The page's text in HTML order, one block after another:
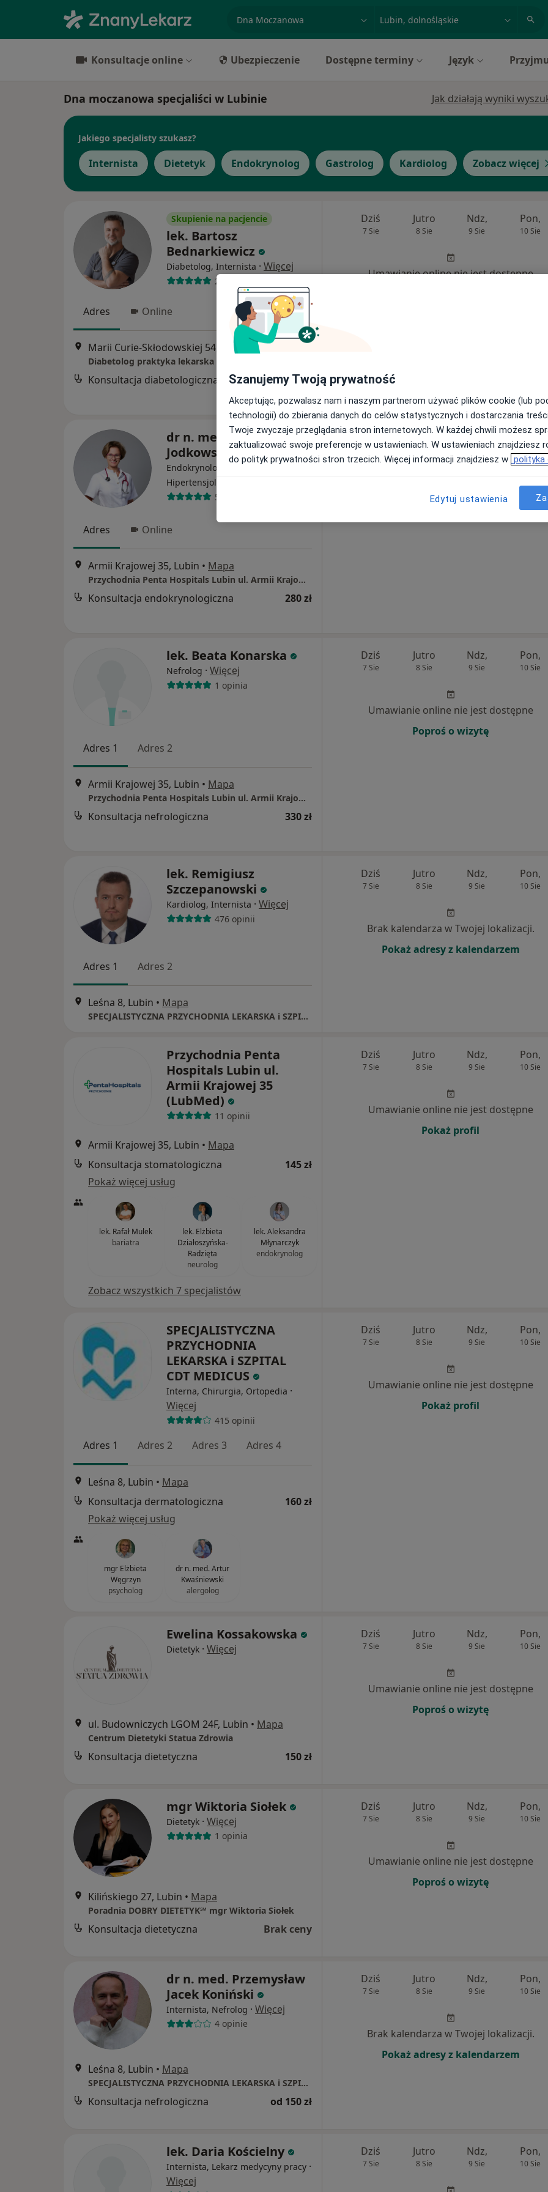
miasto lub dzielnica
Konsultacje online Ubezpieczenie Dostępne terminy Język
Dna moczanowa specjaliści w Lubinie Jak działają wyniki
Jakiego specjalisty szukasz?
Internista Dietetyk Endokrynolog Gastrolog Kardiolog Zobacz więcej
Skupienie na pacjencie
lek. Bartosz
Bednarkiewicz
Diabetolog, Internista · Więcej
233 opinie
Adres Online
Marii Curie-Skłodowskiej 54, Lubin Mapa
Konsultacja diabetologiczna od 250 zł
Dziś
7 Sie
Jutro
8 Sie
Ndz,
9 Sie
Pon,
10 Sie
Umawianie online nie jest dostępne
dr n. med. Anna
Jodkowska
Endokrynolog, Internista,
Hipertensjolog
50 opinii
Adres Online
Armii Krajowej 35, Lubin • Mapa
Przychodnia Penta Hospitals Lubin ul. Armii Krajowej 35
Konsultacja endokrynologiczna 280 zł
Dziś
7 Sie
Jutro
8 Sie
Ndz,
9 Sie
Pon,
10 Sie
lek. Beata Konarska
Nefrolog · Więcej
1 opinia
Adres 1 Adres 2
Armii Krajowej 35, Lubin • Mapa
Przychodnia Penta Hospitals Lubin ul. Armii Krajowej 35
Konsultacja nefrologiczna 330 zł
Dziś
7 Sie
Jutro
8 Sie
Ndz,
9 Sie
Pon,
10 Sie
Umawianie online nie jest dostępne
Poproś o wizytę
lek. Remigiusz
Szczepanowski
Kardiolog, Internista · Więcej
476 opinii
Adres 1 Adres 2
Leśna 8, Lubin • Mapa
SPECJALISTYCZNA PRZYCHODNIA LEKARSKA i SZPITAL CDT MEDICUS
Dziś
7 Sie
Jutro
8 Sie
Ndz,
9 Sie
Pon,
10 Sie
Brak kalendarza w Twojej lokalizacji.
Pokaż adresy z kalendarzem
Przychodnia Penta
Hospitals Lubin ul.
Armii Krajowej 35
(LubMed)
11 opinii
Armii Krajowej 35, Lubin • Mapa
Konsultacja stomatologiczna
145 zł
Pokaż więcej usług
lek. Rafał Mulek
bariatra
lek. Elżbieta
Działoszyńska-
Radzięta
neurolog
lek. Aleksandra
Młynarczyk
endokrynolog
Zobacz wszystkich 7 specjalistów
Dziś
7 Sie
Jutro
8 Sie
Ndz,
9 Sie
Pon,
10 Sie
Umawianie online nie jest dostępne
Pokaż profil
SPECJALISTYCZNA
PRZYCHODNIA
LEKARSKA i SZPITAL
CDT MEDICUS
Interna, Chirurgia, Ortopedia ·
Więcej
415 opinii
Adres 1 Adres 2 Adres 3 Adres 4
Leśna 8, Lubin • Mapa
Konsultacja dermatologiczna
160 zł
Pokaż więcej usług
mgr Elżbieta
Węgrzyn
psycholog
dr n. med. Artur
Kwaśniewski
alergolog
Dziś
7 Sie
Jutro
8 Sie
Ndz,
9 Sie
Pon,
10 Sie
Umawianie online nie jest dostępne
Pokaż profil
Ewelina Kossakowska
Dietetyk · Więcej
ul. Budowniczych LGOM 24F, Lubin • Mapa
Centrum Dietetyki Statua Zdrowia
Konsultacja dietetyczna 150 zł
Dziś
7 Sie
Jutro
8 Sie
Ndz,
9 Sie
Pon,
10 Sie
Umawianie online nie jest dostępne
Poproś o wizytę
mgr Wiktoria Siołek
Dietetyk · Więcej
1 opinia
Kilińskiego 27, Lubin • Mapa
Poradnia DOBRY DIETETYK℠ mgr Wiktoria Siołek
Konsultacja dietetyczna Brak ceny
Dziś
7 Sie
Jutro
8 Sie
Ndz,
9 Sie
Pon,
10 Sie
Umawianie online nie jest dostępne
Poproś o wizytę
dr n. med. Przemysław
Jacek Koniński
Internista, Nefrolog · Więcej
4 opinie
Leśna 8, Lubin • Mapa
SPECJALISTYCZNA PRZYCHODNIA LEKARSKA i SZPITAL CDT MEDICUS
Konsultacja nefrologiczna od 150 zł
Dziś
7 Sie
Jutro
8 Sie
Ndz,
9 Sie
Pon,
10 Sie
Brak kalendarza w Twojej lokalizacji.
Pokaż adresy z kalendarzem
lek. Daria Kościelny
Internista, Lekarz medycyny pracy ·
Więcej
Dziś
7 Sie
Jutro
8 Sie
Ndz,
9 Sie
Pon,
10 Sie
Szanujemy Twoją prywatność
Akceptując, pozwalasz nam i naszym partnerom używać plików cookie (lub
technologii) do zbierania danych do celów statystycznych i dostarczania
Twoje zwyczaje przeglądania stron internetowych. W każdej chwili możesz
zaktualizować swoje preferencje w ustawieniach. W ustawieniach znajdziesz
do polityk prywatności stron trzecich. Więcej informacji znajdziesz w polityka
Edytuj ustawienia